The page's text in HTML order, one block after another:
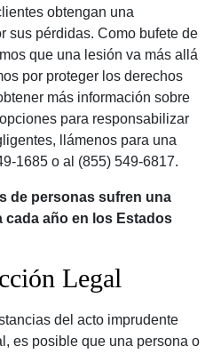
obtengan una
sus pérdidas. Como bufete de
que una lesión va más allá
por proteger los derechos
más información sobre
para responsabilizar
llámenos para una
1685 o al (855) 549-6817.
de personas sufren una
cada año en los Estados
Legal
del acto imprudente
es posible que una persona o